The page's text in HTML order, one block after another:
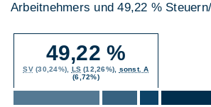
Arbeitnehmers und 49,22 %
49,22 %
SV(30,24%), LS (12,26%), sonst. A
(6,72%)